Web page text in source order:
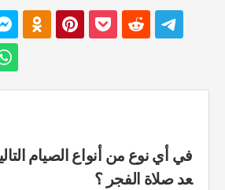
في أي نوع من أنواع الصيام
عد صلاة الفجر ؟